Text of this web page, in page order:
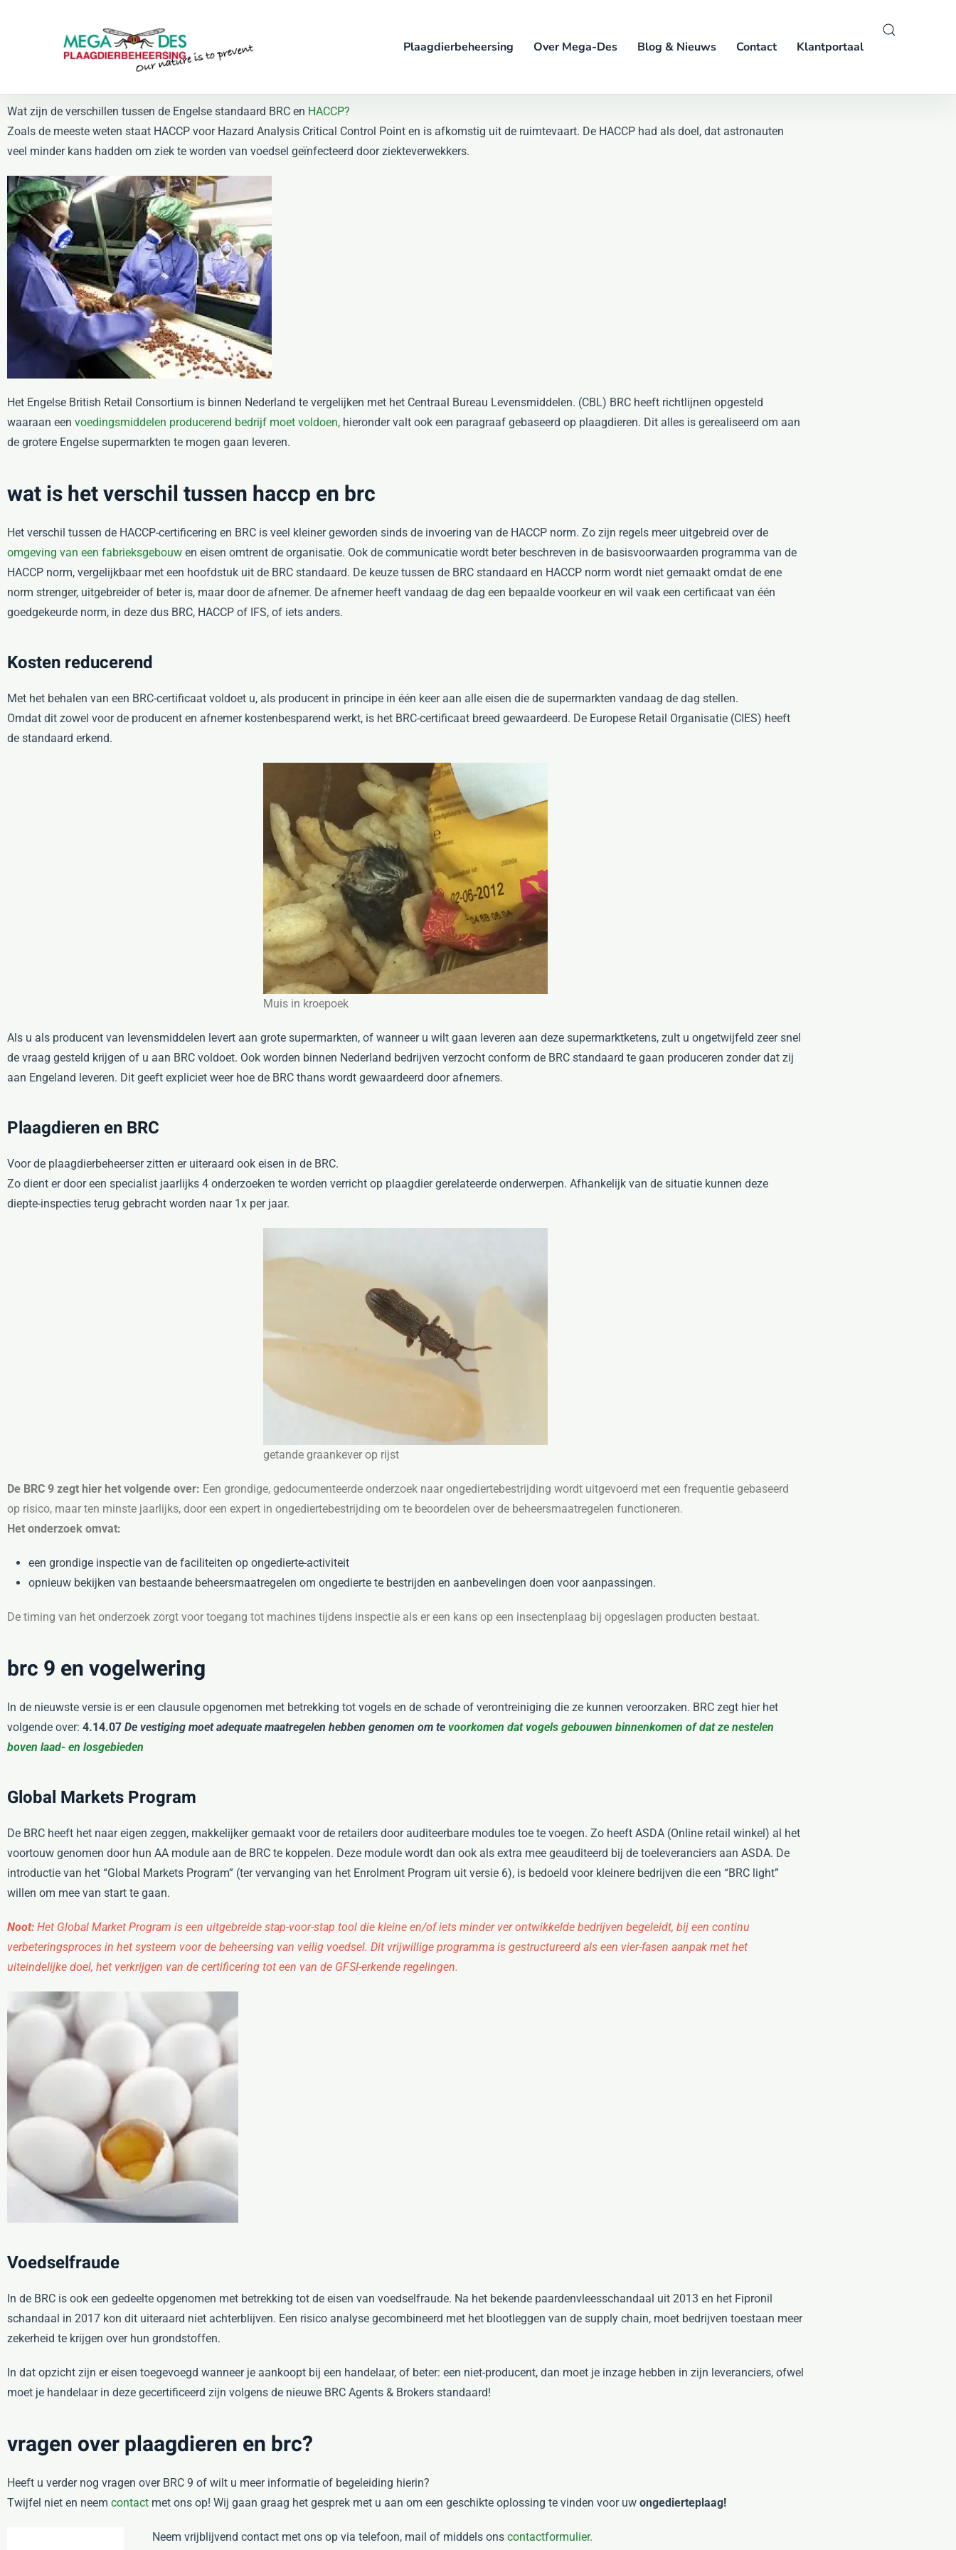
Skip to main content Plaagdierbeheersing Over Mega-Des Blog & Nieuws Contact Klantportaal
Wat zijn de verschillen tussen de Engelse standaard BRC en HACCP?
Zoals de meeste weten staat HACCP voor Hazard Analysis Critical Control Point en is afkomstig uit de ruimtevaart. De HACCP had als doel, dat astronauten
veel minder kans hadden om ziek te worden van voedsel geïnfecteerd door ziekteverwekkers.
Het Engelse British Retail Consortium is binnen Nederland te vergelijken met het Centraal Bureau Levensmiddelen. (CBL) BRC heeft richtlijnen opgesteld
waaraan een voedingsmiddelen producerend bedrijf moet voldoen, hieronder valt ook een paragraaf gebaseerd op plaagdieren. Dit alles is gerealiseerd om aan
de grotere Engelse supermarkten te mogen gaan leveren.
wat is het verschil tussen haccp en brc
Het verschil tussen de HACCP-certificering en BRC is veel kleiner geworden sinds de invoering van de HACCP norm. Zo zijn regels meer uitgebreid over de
omgeving van een fabrieksgebouw en eisen omtrent de organisatie. Ook de communicatie wordt beter beschreven in de basisvoorwaarden programma van de
HACCP norm, vergelijkbaar met een hoofdstuk uit de BRC standaard. De keuze tussen de BRC standaard en HACCP norm wordt niet gemaakt omdat de ene
norm strenger, uitgebreider of beter is, maar door de afnemer. De afnemer heeft vandaag de dag een bepaalde voorkeur en wil vaak een certificaat van één
goedgekeurde norm, in deze dus BRC, HACCP of IFS, of iets anders.
Kosten reducerend
Met het behalen van een BRC-certificaat voldoet u, als producent in principe in één keer aan alle eisen die de supermarkten vandaag de dag stellen.
Omdat dit zowel voor de producent en afnemer kostenbesparend werkt, is het BRC-certificaat breed gewaardeerd. De Europese Retail Organisatie (CIES) heeft
de standaard erkend.
Muis in kroepoek
Als u als producent van levensmiddelen levert aan grote supermarkten, of wanneer u wilt gaan leveren aan deze supermarktketens, zult u ongetwijfeld zeer snel
de vraag gesteld krijgen of u aan BRC voldoet. Ook worden binnen Nederland bedrijven verzocht conform de BRC standaard te gaan produceren zonder dat zij
aan Engeland leveren. Dit geeft expliciet weer hoe de BRC thans wordt gewaardeerd door afnemers.
Plaagdieren en BRC
Voor de plaagdierbeheerser zitten er uiteraard ook eisen in de BRC.
Zo dient er door een specialist jaarlijks 4 onderzoeken te worden verricht op plaagdier gerelateerde onderwerpen. Afhankelijk van de situatie kunnen deze
diepte-inspecties terug gebracht worden naar 1x per jaar.
getande graankever op rijst
De BRC 9 zegt hier het volgende over: Een grondige, gedocumenteerde onderzoek naar ongediertebestrijding wordt uitgevoerd met een frequentie gebaseerd
op risico, maar ten minste jaarlijks, door een expert in ongediertebestrijding om te beoordelen over de beheersmaatregelen functioneren.
Het onderzoek omvat:
een grondige inspectie van de faciliteiten op ongedierte-activiteit
opnieuw bekijken van bestaande beheersmaatregelen om ongedierte te bestrijden en aanbevelingen doen voor aanpassingen.
De timing van het onderzoek zorgt voor toegang tot machines tijdens inspectie als er een kans op een insectenplaag bij opgeslagen producten bestaat.
brc 9 en vogelwering
In de nieuwste versie is er een clausule opgenomen met betrekking tot vogels en de schade of verontreiniging die ze kunnen veroorzaken. BRC zegt hier het
volgende over: 4.14.07 De vestiging moet adequate maatregelen hebben genomen om te voorkomen dat vogels gebouwen binnenkomen of dat ze nestelen
boven laad- en losgebieden
Global Markets Program
De BRC heeft het naar eigen zeggen, makkelijker gemaakt voor de retailers door auditeerbare modules toe te voegen. Zo heeft ASDA (Online retail winkel) al het
voortouw genomen door hun AA module aan de BRC te koppelen. Deze module wordt dan ook als extra mee geauditeerd bij de toeleveranciers aan ASDA. De
introductie van het “Global Markets Program” (ter vervanging van het Enrolment Program uit versie 6), is bedoeld voor kleinere bedrijven die een “BRC light”
willen om mee van start te gaan.
Noot: Het Global Market Program is een uitgebreide stap-voor-stap tool die kleine en/of iets minder ver ontwikkelde bedrijven begeleidt, bij een continu
verbeteringsproces in het systeem voor de beheersing van veilig voedsel. Dit vrijwillige programma is gestructureerd als een vier-fasen aanpak met het
uiteindelijke doel, het verkrijgen van de certificering tot een van de GFSI-erkende regelingen.
Voedselfraude
In de BRC is ook een gedeelte opgenomen met betrekking tot de eisen van voedselfraude. Na het bekende paardenvleesschandaal uit 2013 en het Fipronil
schandaal in 2017 kon dit uiteraard niet achterblijven. Een risico analyse gecombineerd met het blootleggen van de supply chain, moet bedrijven toestaan meer
zekerheid te krijgen over hun grondstoffen.
In dat opzicht zijn er eisen toegevoegd wanneer je aankoopt bij een handelaar, of beter: een niet-producent, dan moet je inzage hebben in zijn leveranciers, ofwel
moet je handelaar in deze gecertificeerd zijn volgens de nieuwe BRC Agents & Brokers standaard!
vragen over plaagdieren en brc?
Heeft u verder nog vragen over BRC 9 of wilt u meer informatie of begeleiding hierin?
Twijfel niet en neem contact met ons op! Wij gaan graag het gesprek met u aan om een geschikte oplossing te vinden voor uw ongedierteplaag!
Neem vrijblijvend contact met ons op via telefoon, mail of middels ons contactformulier.